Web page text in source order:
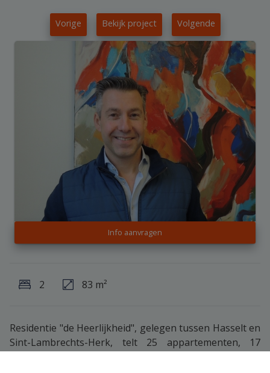
Vorige Bekijk project Volgende
Info aanvragen
2 83 m²
Residentie "de Heerlijkheid", gelegen tussen Hasselt en
Sint-Lambrechts-Herk, telt 25 appartementen, 17